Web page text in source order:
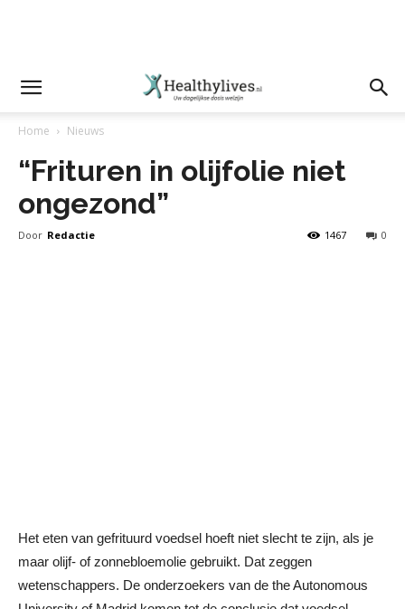
Home Nieuws
“Frituren in olijfolie niet
ongezond”
Door Redactie 0
1467
Het eten van gefrituurd voedsel hoeft niet slecht te zijn, als je
maar olijf- of zonnebloemolie gebruikt. Dat zeggen
wetenschappers. De onderzoekers van de the Autonomous